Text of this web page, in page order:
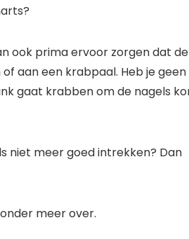
ook prima ervoor zorgen dat de
aan een krabpaal. Heb je geen
gaat krabben om de nagels
niet meer goed intrekken? Dan
meer over.